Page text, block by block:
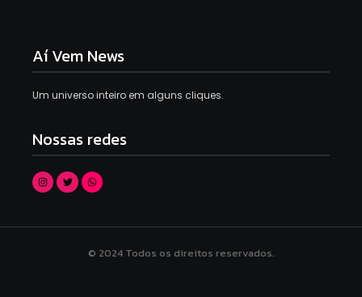
Aí Vem News
Um universo inteiro em alguns cliques.
Nossas redes
© 2024 Todos os direitos reservados.